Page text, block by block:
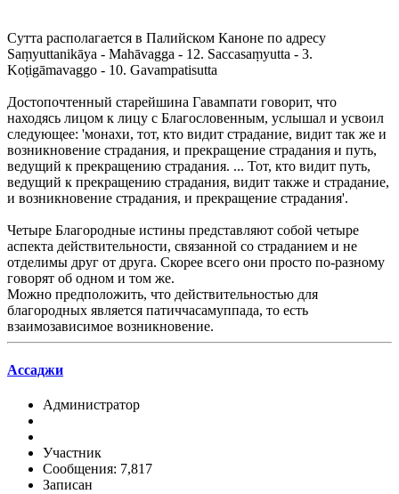
Сутта располагается в Палийском Каноне по адресу
Saṃyuttanikāya - Mahāvagga - 12. Saccasaṃyutta - 3.
Koṭigāmavaggo - 10. Gavampatisutta
Достопочтенный старейшина Гавампати говорит, что
находясь лицом к лицу с Благословенным, услышал и усвоил
следующее: 'монахи, тот, кто видит страдание, видит так же и
возникновение страдания, и прекращение страдания и путь,
ведущий к прекращению страдания. ... Тот, кто видит путь,
ведущий к прекращению страдания, видит также и страдание,
и возникновение страдания, и прекращение страдания'.
Четыре Благородные истины представляют собой четыре
аспекта действительности, связанной со страданием и не
отделимы друг от друга. Скорее всего они просто по-разному
говорят об одном и том же.
Можно предположить, что действительностью для
благородных является патиччасамуппада, то есть
взаимозависимое возникновение.
Ассаджи
Администратор
Участник
Сообщения: 7,817
Записан